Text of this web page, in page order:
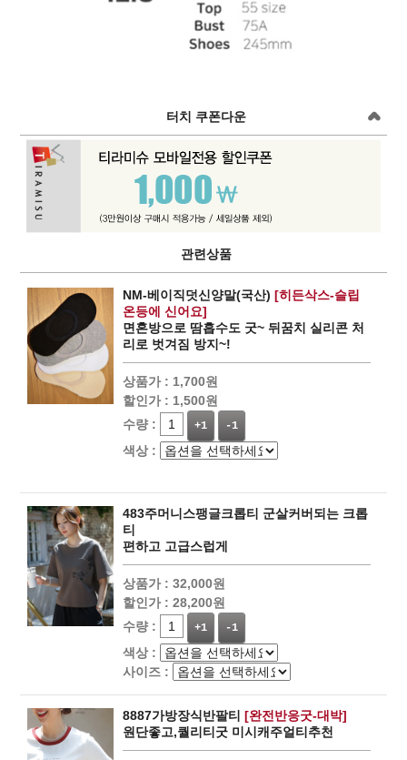
터치 쿠폰다운
관련상품
NM-베이직덧신양말(국산) [히든삭스-슬립
온등에 신어요]
면혼방으로 땀흡수도 굿~ 뒤꿈치 실리콘 처
리로 벗겨짐 방지~!
상품가 : 1,700원
할인가 : 1,500원
수량 :
+1 -1
색상 :
483주머니스팽글크롭티 군살커버되는 크롭
티
편하고 고급스럽게
상품가 : 32,000원
할인가 : 28,200원
수량 :
+1 -1
색상 :
사이즈 :
8887가방장식반팔티 [완전반응굿-대박]
원단좋고,퀄리티굿 미시캐주얼티추천